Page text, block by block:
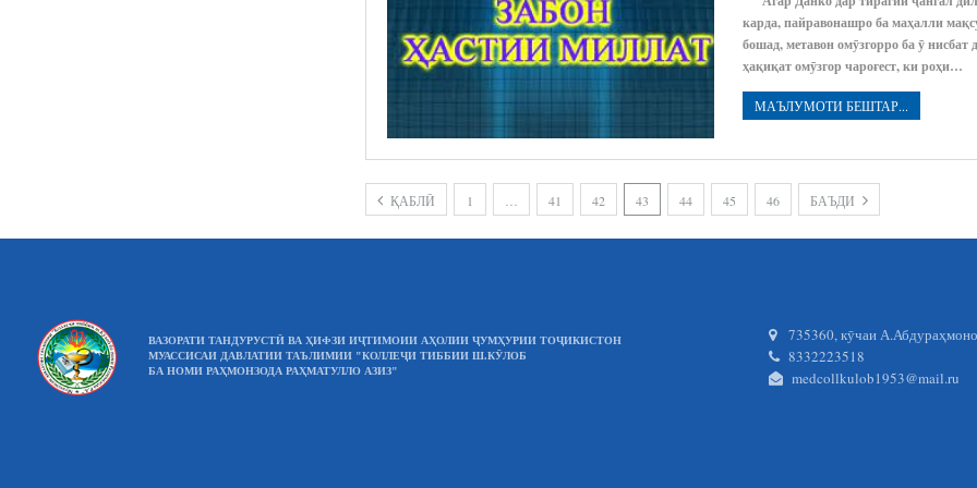
карда, пайравонашро ба маҳалли
бошад, метавон омӯзгорро ба ӯ нисбат
ҳақиқат омӯзгор чароғест, ки роҳи…
МАЪЛУМОТИ БЕШТАР...
ҚАБЛӢ 1 41 42 43 44 45 46 БАЪДИ
ВАЗОРАТИ ТАНДУРУСТӢ ВА ҲИФЗИ ИҶТИМОИИ АҲОЛИИ ҶУМҲУРИИ ТОҶИКИСТОН
МУАССИСАИ ДАВЛАТИИ ТАЪЛИМИИ "КОЛЛЕҶИ ТИББИИ Ш.КӮЛОБ
БА НОМИ РАҲМОНЗОДА РАҲМАТУЛЛО АЗИЗ"
735360, кӯчаи
8332223518
medcollkulob1953@mail.ru